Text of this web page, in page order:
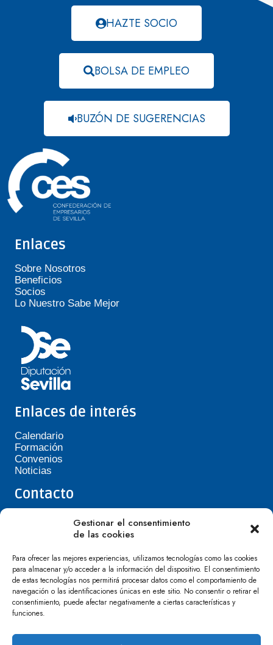
Gestionar el consentimiento
de las cookies
Para ofrecer las mejores experiencias, utilizamos tecnologías como las cookies
para almacenar y/o acceder a la información del dispositivo. El consentimiento
de estas tecnologías nos permitirá procesar datos como el comportamiento de
navegación o las identificaciones únicas en este sitio. No consentir o retirar el
consentimiento, puede afectar negativamente a ciertas características y
funciones.
HAZTE SOCIO
BOLSA DE EMPLEO
BUZÓN DE SUGERENCIAS
Enlaces
Sobre Nosotros
Beneficios
Socios
Lo Nuestro Sabe Mejor
Enlaces de interés
Calendario
Formación
Convenios
Noticias
Contacto
Teléfono de Asepavi: 623 394 601
asepavi20@gmail.com
Villafranca